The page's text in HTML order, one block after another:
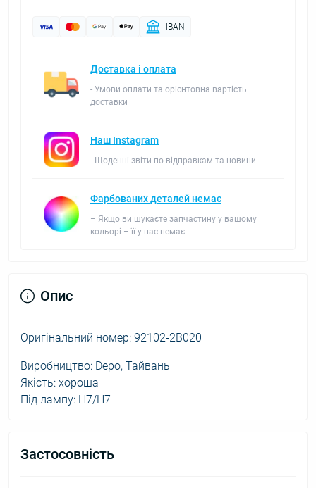
IBAN
Доставка і оплата
- Умови оплати та орієнтовна вартість
доставки
Наш Instagram
- Щоденні звіти по відправкам та новини
Фарбованих деталей немає
– Якщо ви шукаєте запчастину у вашому
кольорі – її у нас немає
Опис
Оригінальний номер: 92102-2B020
Виробництво: Depo, Тайвань
Якість: хороша
Під лампу: H7/H7
Застосовність